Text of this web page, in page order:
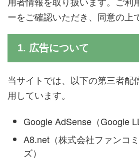
ーをご確認いただき、同意の上
1. 広告について
当サイトでは、以下の第三者配
用しています。
Google AdSense（Google
A8.net（株式会社ファンコ
ズ）